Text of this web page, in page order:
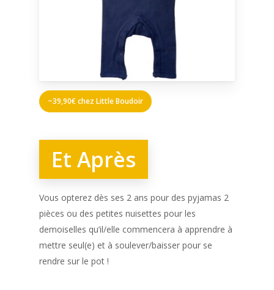
~39,90€ chez Little Boudoir
Et Après
Vous opterez dès ses 2 ans pour des pyjamas 2
pièces ou des petites nuisettes pour les
demoiselles qu’il/elle commencera à apprendre à
mettre seul(e) et à soulever/baisser pour se
rendre sur le pot !